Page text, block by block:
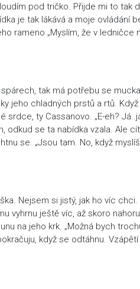
pod tričko. Přijde mi to tak
je tak lákává a moje ovládání
rameno „Myslím, že v ledničce
tak má potřebu se
jeho chladných prstů a rtů.
ty Cassanovo. „E-eh?
odkud se ta nabídka vzala. Ale
se. „Jsou tam. No, když
Nejsem si jistý, jak ho víc
vyhrnu ještě víc, až skoro
na jeho krk. „Možná bych
když se odtáhnu.